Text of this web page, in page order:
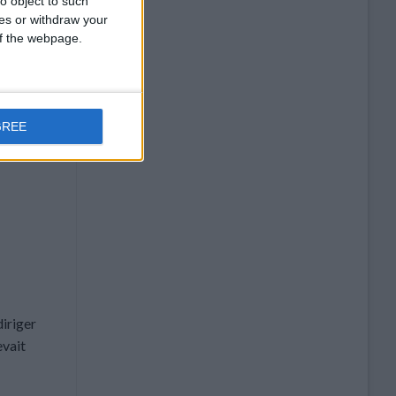
or withdraw your
webpage.